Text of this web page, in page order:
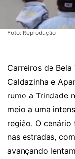
Foto: Reprodução
Carreiros de Bela
Caldazinha e
rumo a Trindade
meio a uma
região. O
nas estradas,
avançando